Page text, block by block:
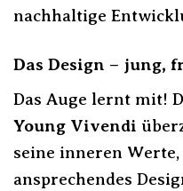
nachhaltige
Das Design – jung,
Das Auge lernt mit!
Young Vivendi
seine inneren
ansprechendes